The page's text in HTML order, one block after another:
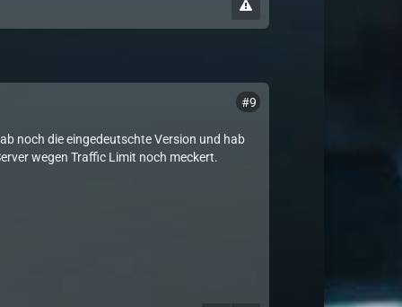
#9
noch die eingedeutschte Version und hab
wegen Traffic Limit noch meckert.